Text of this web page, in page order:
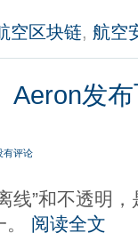
空区块链, 航空
Aeron发
有评论
线”和不透明
阅读全文